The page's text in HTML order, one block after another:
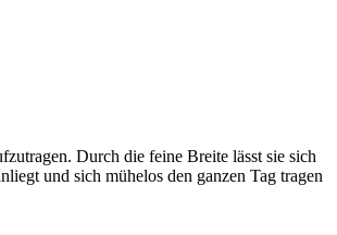
Durch die feine Breite lässt sie sich
und sich mühelos den ganzen Tag tragen